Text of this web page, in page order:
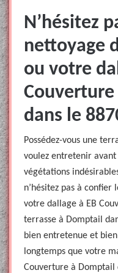
N’hésitez
nettoyage
ou votre
dans le
Possédez-vous une
voulez entretenir avant
végétations
n’hésitez pas à
votre dallage à EB
terrasse à Domptail
bien entretenue et
longtemps que votre
Couverture à Domptail